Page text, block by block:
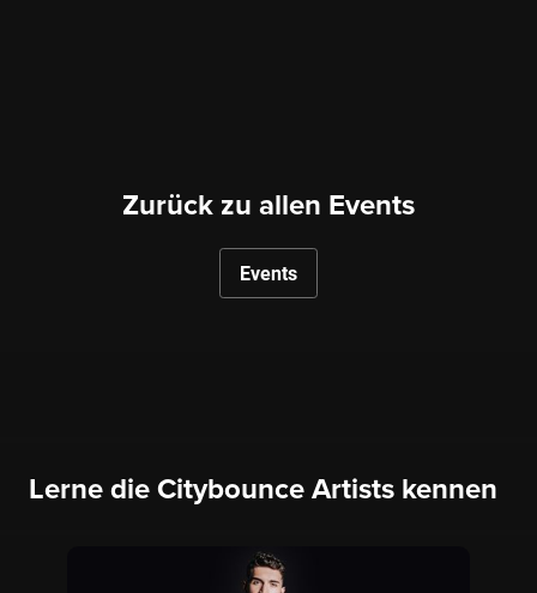
Zurück zu allen Events
Events
Lerne die Citybounce Artists kennen